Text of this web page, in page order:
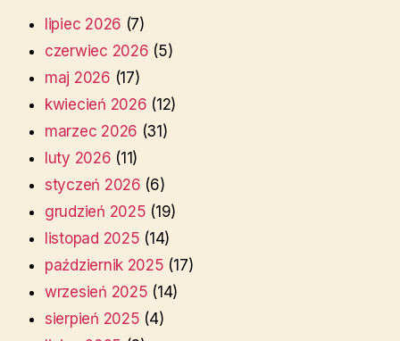
lipiec 2026 (7)
czerwiec 2026 (5)
maj 2026 (17)
kwiecień 2026 (12)
marzec 2026 (31)
luty 2026 (11)
styczeń 2026 (6)
grudzień 2025 (19)
listopad 2025 (14)
październik 2025 (17)
wrzesień 2025 (14)
sierpień 2025 (4)